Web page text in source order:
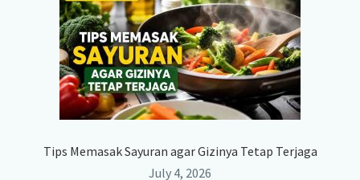
Tips Memasak Sayuran agar Gizinya Tetap Terjaga
July 4, 2026